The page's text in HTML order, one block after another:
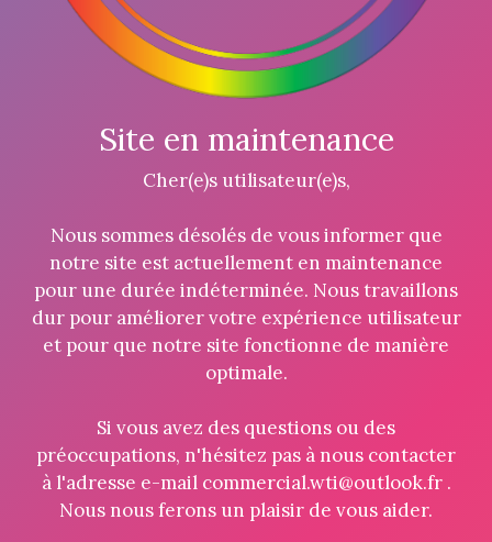
Site en maintenance
Cher(e)s utilisateur(e)s,
Nous sommes désolés de vous informer que
notre site est actuellement en maintenance
pour une durée indéterminée. Nous travaillons
dur pour améliorer votre expérience utilisateur
et pour que notre site fonctionne de manière
optimale.
Si vous avez des questions ou des
préoccupations, n'hésitez pas à nous contacter
à l'adresse e-mail commercial.wti@outlook.fr .
Nous nous ferons un plaisir de vous aider.